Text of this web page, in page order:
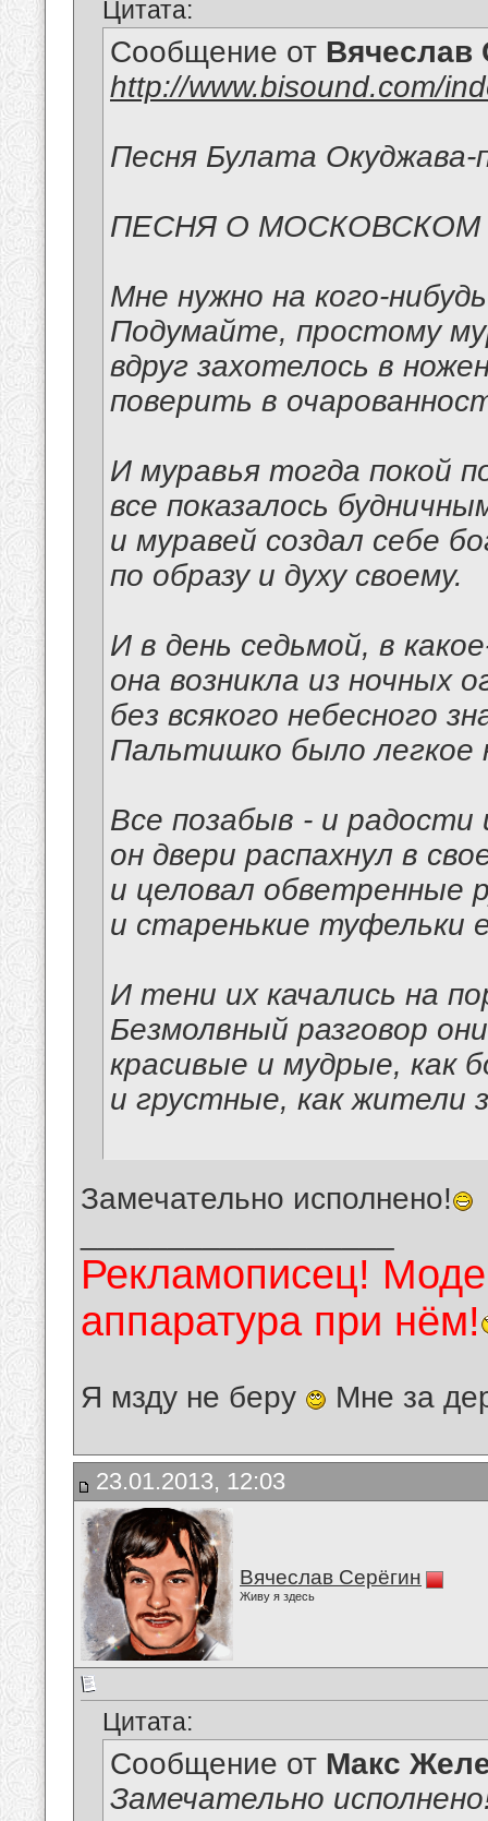
Цитата:
Сообщение от Вячеслав
http://www.bisound.com/
Песня Булата Окуджава-
ПЕСНЯ О МОСКОВСКОМ
Мне нужно на кого-
Подумайте, простому
вдруг захотелось в
поверить в
И муравья тогда покой
все показалось
и муравей создал себе
по образу и духу своему.
И в день седьмой, в
она возникла из ночных
без всякого небесного
Пальтишко было легкое
Все позабыв - и радости
он двери распахнул в
и целовал обветренные
и старенькие туфельки
И тени их качались на
Безмолвный разговор
красивые и мудрые, как
и грустные, как жители
Замечательно исполнено!
Рекламописец!
аппаратура при нём!
Я мзду не беру Мне за
23.01.2013, 12:03
Вячеслав Серёгин
Живу я здесь
Цитата:
Сообщение от Макс
Замечательно